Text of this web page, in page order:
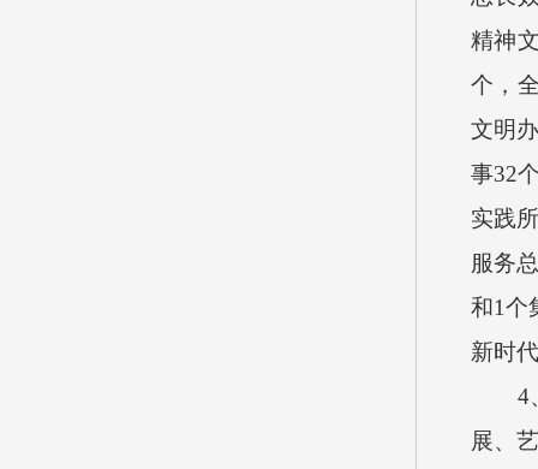
精神
个，
文明
事32
实践
服务
和1个
新时
4
展、